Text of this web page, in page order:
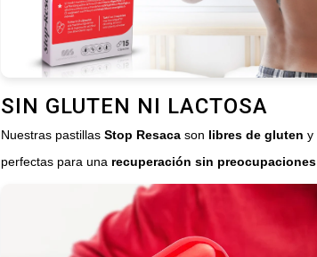
SIN GLUTEN NI LACTOSA
Nuestras pastillasStop Resaca son libres de gluten y
perfectas para una recuperación sin preocupaciones